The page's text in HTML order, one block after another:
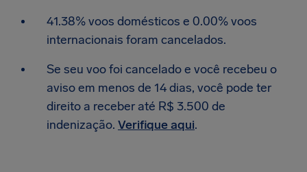
41.38% voos domésticos e 0.00% voos
internacionais foram cancelados.
Se seu voo foi cancelado e você recebeu o
aviso em menos de 14 dias, você pode ter
direito a receber até R$ 3.500 de
indenização. Verifique aqui.